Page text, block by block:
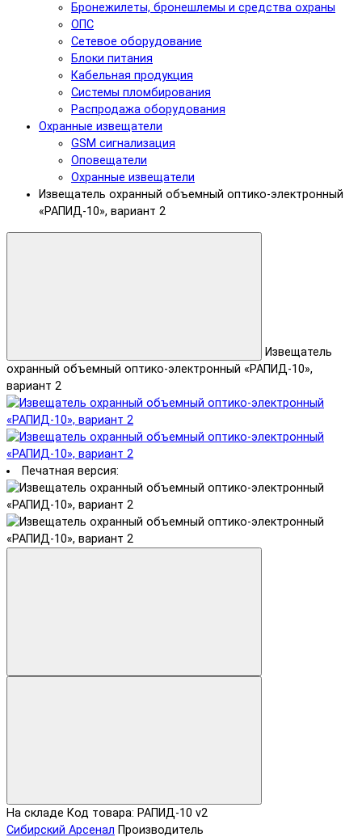
Бронежилеты, бронешлемы и средства охраны
ОПС
Сетевое оборудование
Блоки питания
Кабельная продукция
Системы пломбирования
Распродажа оборудования
Охранные извещатели
GSM сигнализация
Оповещатели
Охранные извещатели
Извещатель охранный объемный оптико-электронный
«РАПИД-10», вариант 2
Извещатель
охранный объемный оптико-электронный «РАПИД-10»,
вариант 2
Печатная версия:
На складе Код товара: РАПИД-10 v2
Сибирский Арсенал Производитель